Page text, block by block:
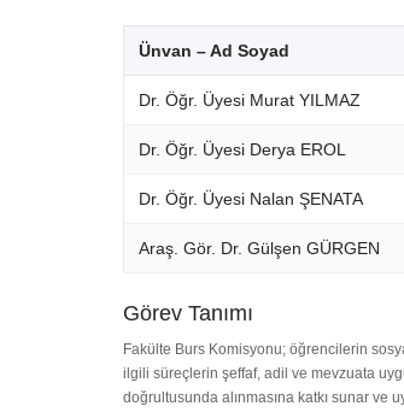
Ünvan – Ad Soyad
Dr. Öğr. Üyesi Murat YILMAZ
Dr. Öğr. Üyesi Derya EROL
Dr. Öğr. Üyesi Nalan ŞENATA
Araş. Gör. Dr. Gülşen GÜRGEN
Görev Tanımı
Fakülte Burs Komisyonu; öğrencilerin
ilgili süreçlerin şeffaf, adil ve mevzuata
doğrultusunda alınmasına katkı sunar ve